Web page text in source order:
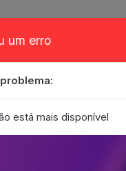
um erro
está mais disponível